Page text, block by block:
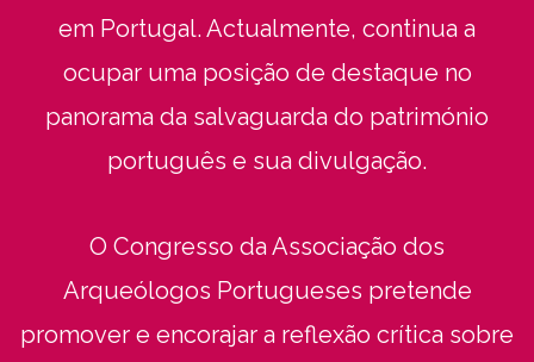
em Portugal. Actualmente, continua a
ocupar uma posição de destaque no
panorama da salvaguarda do património
português e sua divulgação.
O Congresso da Associação dos
Arqueólogos Portugueses pretende
promover e encorajar a reflexão crítica sobre